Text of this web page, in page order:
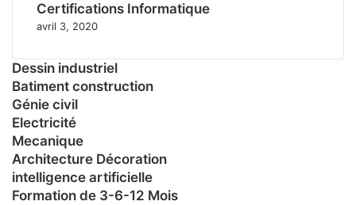
Certifications Informatique
avril 3, 2020
Dessin industriel
Batiment construction
Génie civil
Electricité
Mecanique
Architecture Décoration
intelligence artificielle
Formation de 3-6-12 Mois